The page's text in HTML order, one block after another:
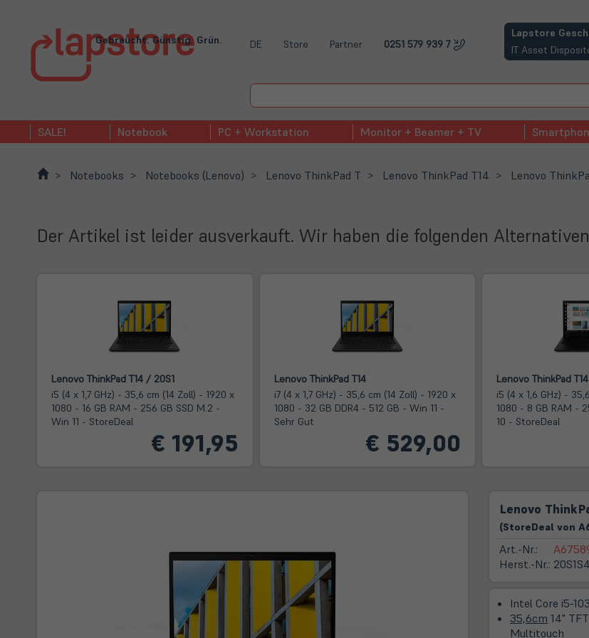
Gebraucht. Günstig. Grün. DE Store Partner 0251 579 939 7
Lapstore
IT Asset
(öffnet in neuem
SALE! Notebook PC + Workstation Monitor + Beamer + TV
Notebooks Notebooks (Lenovo) Lenovo ThinkPad T Lenovo ThinkPad T14 Lenovo
Der Artikel ist leider ausverkauft. Wir haben die folgenden
Lenovo ThinkPad T14 / 20S1
i5 (4 x 1,7 GHz) - 35,6 cm (14 Zoll) - 1920 x
1080 - 16 GB RAM - 256 GB SSD M.2 -
Win 11 - StoreDeal
€ 191,95
Lenovo ThinkPad T14
i7 (4 x 1,7 GHz) - 35,6 cm (14 Zoll) - 1920 x
1080 - 32 GB DDR4 - 512 GB - Win 11 -
Sehr Gut
€ 529,00
Lenovo ThinkPad
i5 (4 x 1,6 GHz) -
1080 - 8 GB RAM -
10 - StoreDeal
Lenovo
(StoreDeal von
Art.-Nr.:
Herst.-Nr.:
Intel Core i5-
35,6cm 14"
Multitouch